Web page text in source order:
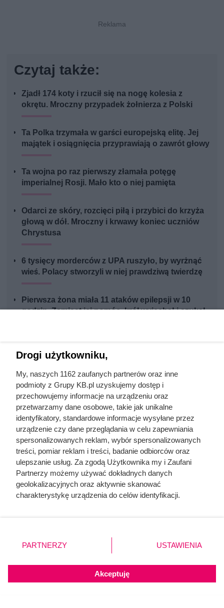
Czytaj także:
Zjadł 174 koty i rzucił się na nogę kolesia z
okrętu. Mroczny przypadek żołnierza z Polski
Ta Polka trzymała w garści europejską elitę. Jej
majątek i osiągnięcia przyprawiają o zawrót głowy
Ta wojna po raz pierwszy złamała potęgę
imperialnej Rosji. Mało kto o niej pamięta
Odarci ze skóry, rozcięci piłą i przybici do krzyża
głową w dół. Mroczny i krwawy koniec uczniów
Chrystusa
6 tysięcy morderców z UPA ruszyło, by wyrżnąć
wieś. Polacy stworzyli w niej prawdziwą twierdzę
Pierwsza żona miała 11 ataków epilepsji w 10
godzin. Zamiast jej pomóc, król wyjechał i szukał
pochodzenie mięsa z Dino.
Klienci zaskoczeni
Drogi użytkowniku,
My, naszych 1162 zaufanych partnerów oraz inne
podmioty z Grupy KB.pl uzyskujemy dostęp i
przechowujemy informacje na urządzeniu oraz
przetwarzamy dane osobowe, takie jak unikalne
identyfikatory, standardowe informacje wysyłane przez
urządzenie czy dane przeglądania w celu zapewniania
spersonalizowanych reklam, wybór spersonalizowanych
treści, pomiar reklam i treści, badanie odbiorców oraz
ulepszanie usług. Za zgodą Użytkownika my i Zaufani
Partnerzy możemy używać dokładnych danych
geolokalizacyjnych oraz aktywnie skanować
charakterystykę urządzenia do celów identyfikacji.
zmienić/wycofać klikając przycisk ustawień prywatności
znajdujący się w lewym dolnym rogu strony. Niektóre
użytkownika, ale masz prawo sprzeciwić się takiemu
przetwarzaniu. Preferencje będą miały zastosowania tylko
PARTNERZY USTAWIENIA
Akceptuję